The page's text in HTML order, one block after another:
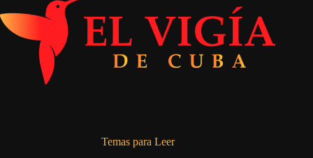
Temas para Leer